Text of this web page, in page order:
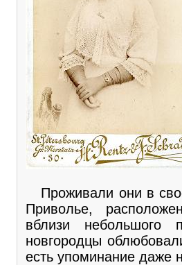
Проживали они в
Приволье,
вблизи небольшого
новгородцы
есть упоминание даже